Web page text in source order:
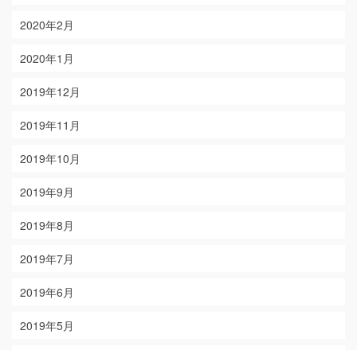
2020年2月
2020年1月
2019年12月
2019年11月
2019年10月
2019年9月
2019年8月
2019年7月
2019年6月
2019年5月